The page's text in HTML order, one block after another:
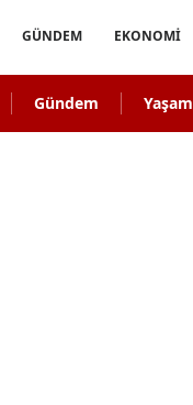
GÜNDEM EKONOMİ
Gündem Yaşam